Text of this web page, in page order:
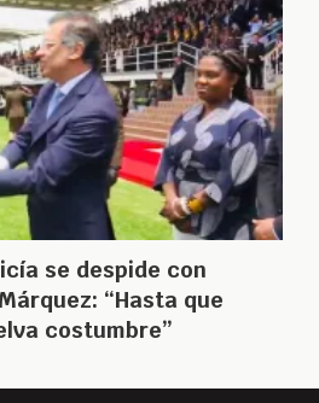
se despide con
“Hasta que
costumbre”